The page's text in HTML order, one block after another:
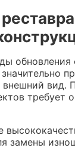
обновления
вид.
требует
замены